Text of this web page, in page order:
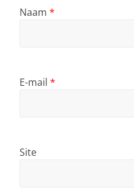
Naam *
E-mail *
Site